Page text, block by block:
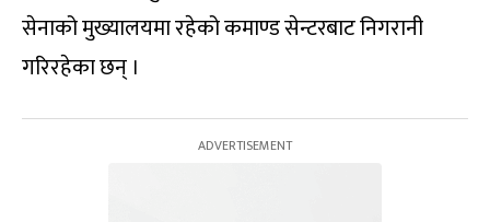
सेनाको मुख्यालयमा रहेको कमाण्ड सेन्टरबाट निगरानी
गरिरहेका छन् ।